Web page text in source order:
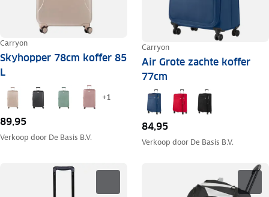
Carryon
Skyhopper 78cm koffer 85
L
+1
89,95
Verkoop door De Basis B.V.
Carryon
Air Grote zachte koffer
77cm
84,95
Verkoop door De Basis B.V.